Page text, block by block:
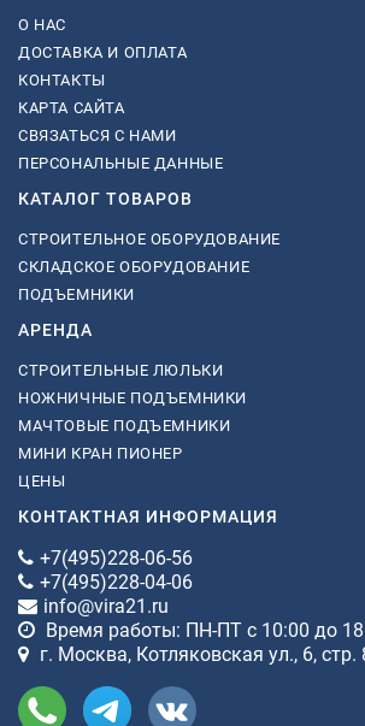
О НАС
ДОСТАВКА И ОПЛАТА
КОНТАКТЫ
КАРТА САЙТА
СВЯЗАТЬСЯ С НАМИ
ПЕРСОНАЛЬНЫЕ ДАННЫЕ
КАТАЛОГ ТОВАРОВ
СТРОИТЕЛЬНОЕ ОБОРУДОВАНИЕ
СКЛАДСКОЕ ОБОРУДОВАНИЕ
ПОДЪЕМНИКИ
АРЕНДА
СТРОИТЕЛЬНЫЕ ЛЮЛЬКИ
НОЖНИЧНЫЕ ПОДЪЕМНИКИ
МАЧТОВЫЕ ПОДЪЕМНИКИ
МИНИ КРАН ПИОНЕР
ЦЕНЫ
КОНТАКТНАЯ ИНФОРМАЦИЯ
+7(495)228-06-56
+7(495)228-04-06
info@vira21.ru
Время работы: ПН-ПТ с 10:00 до
г. Москва, Котляковская ул., 6, стр.